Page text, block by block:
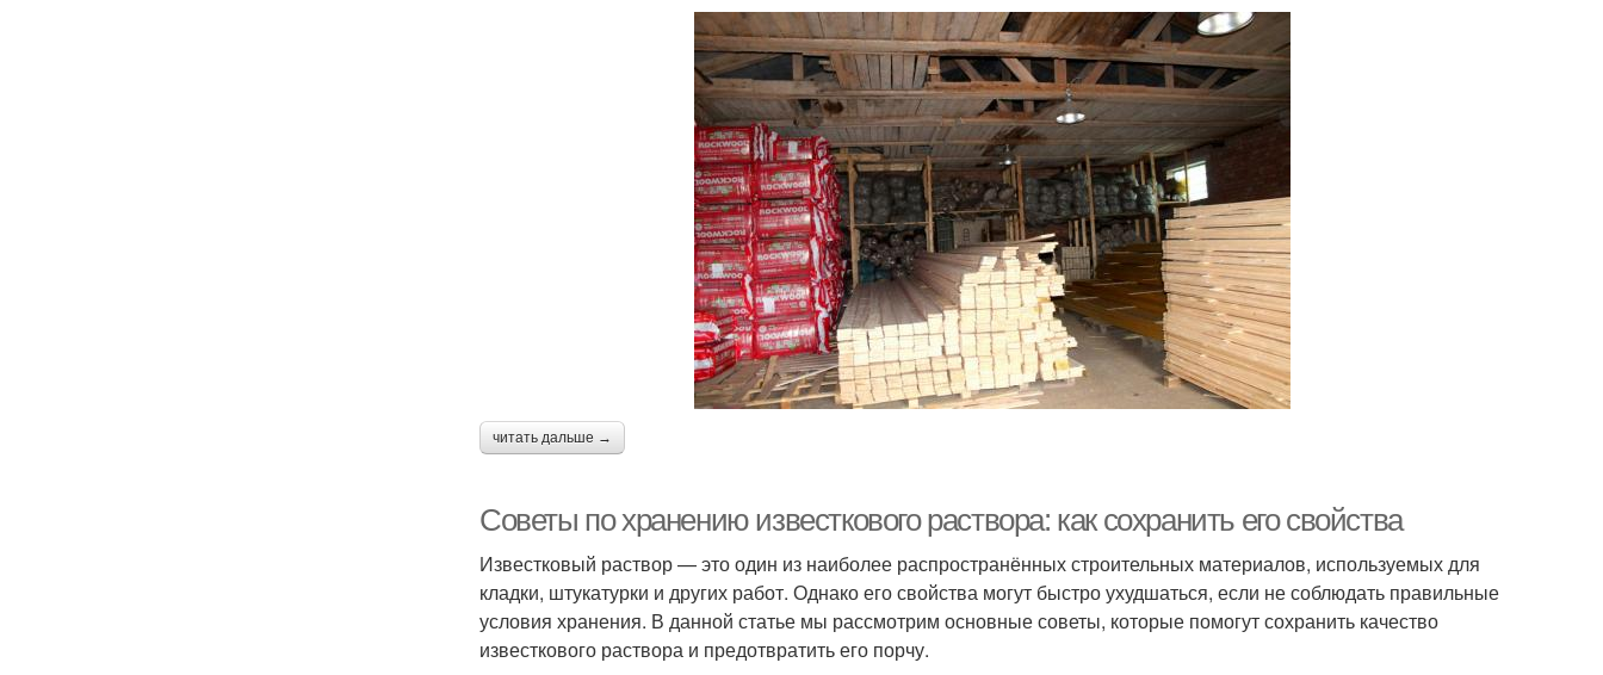
читать дальше →
Советы по хранению известкового раствора: как сохранить его свойства
Известковый раствор — это один из наиболее распространённых строительных материалов, используемых для
кладки, штукатурки и других работ. Однако его свойства могут быстро ухудшаться, если не соблюдать правильные
условия хранения. В данной статье мы рассмотрим основные советы, которые помогут сохранить качество
известкового раствора и предотвратить его порчу.